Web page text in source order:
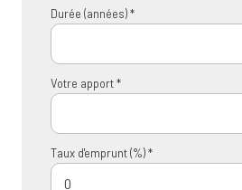
Durée (années) *
Votre apport *
Taux d'emprunt (%) *